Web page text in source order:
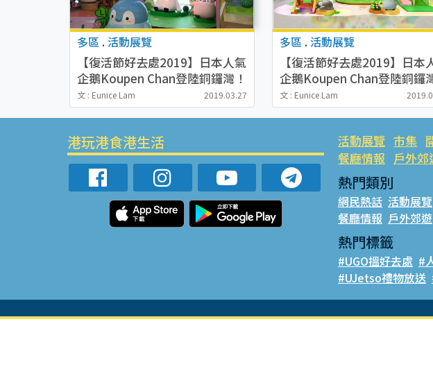
多區 . 活動展覽
【復活節好去處2019】日本人氣
企鵝Koupen Chan登陸銅鑼灣！
5大影相位+見面會
文 : Eunice Lam 2019.03.27
多區 . 活動展覽
【復活節好去處2019】日本
企鵝Koupen Chan登陸銅鑼
5大影相位率先睇
文 : Eunice Lam
港玩港食港生活 活動展覽 市集
餐廳情報 戶外郊
熱門類別
網民熱話 活動展覽
餐廳情報 戶外郊遊
熱門標籤
#UGO搵好去處 #
#UJetso禮物放送